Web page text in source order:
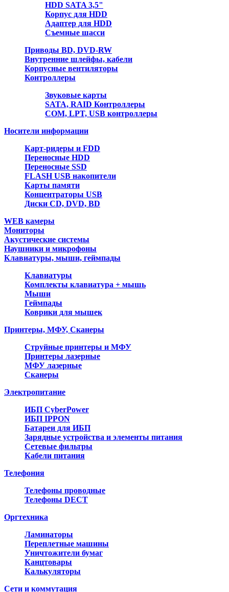
HDD SATA 3,5"
Корпус для HDD
Адаптер для HDD
Съемные шасси
Приводы BD, DVD-RW
Внутренние шлейфы, кабели
Корпусные вентиляторы
Контроллеры
Звуковые карты
SATA, RAID Контроллеры
COM, LPT, USB контроллеры
Носители информации
Карт-ридеры и FDD
Переносные HDD
Переносные SSD
FLASH USB накопители
Карты памяти
Концентраторы USB
Диски CD, DVD, BD
WEB камеры
Мониторы
Акустические системы
Наушники и микрофоны
Клавиатуры, мыши, геймпады
Клавиатуры
Комплекты клавиатура + мышь
Мыши
Геймпады
Коврики для мышек
Принтеры, МФУ, Сканеры
Струйные принтеры и МФУ
Принтеры лазерные
МФУ лазерные
Сканеры
Электропитание
ИБП CyberPower
ИБП IPPON
Батареи для ИБП
Зарядные устройства и элементы питания
Сетевые фильтры
Кабели питания
Телефония
Телефоны проводные
Телефоны DECT
Оргтехника
Ламинаторы
Переплетные машины
Уничтожители бумаг
Канцтовары
Калькуляторы
Сети и коммутация